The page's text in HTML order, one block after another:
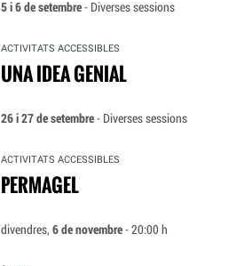
5 i 6 de setembre- Diverses sessions
ACTIVITATS ACCESSIBLES
UNA IDEA GENIAL
26 i 27 de setembre- Diverses sessions
ACTIVITATS ACCESSIBLES
PERMAGEL
divendres,6 de novembre- 20:00 h